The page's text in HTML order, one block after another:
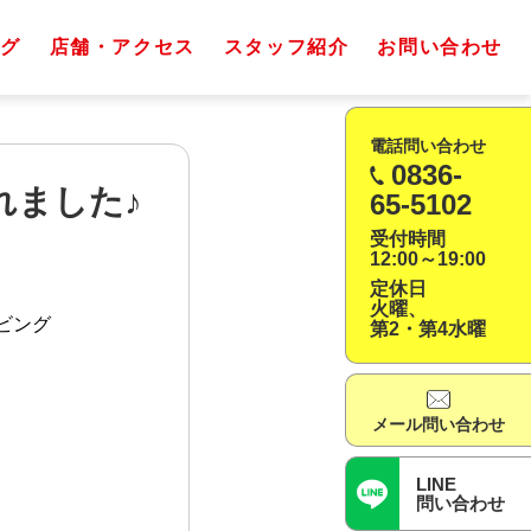
店舗・アクセス スタッフ紹介 お問い合わせ
ました♪
ング
電話問い合わせ
0836-
65-5102
受付時間
12:00～19:00
定休日
火曜、
第2・第4水曜
メール問い合わせ
LINE
問い合わせ